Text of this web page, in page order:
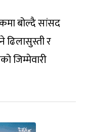
बोल्दै सांसद
ढिलासुस्ती र
जिम्मेवारी